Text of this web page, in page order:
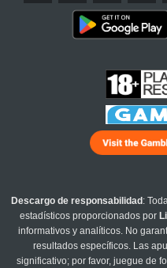
Descargo de responsabilidad :
estadísticos proporcionados por
informativos y analíticos. No
resultados específicos. Las
significativo; por favor, juegue de